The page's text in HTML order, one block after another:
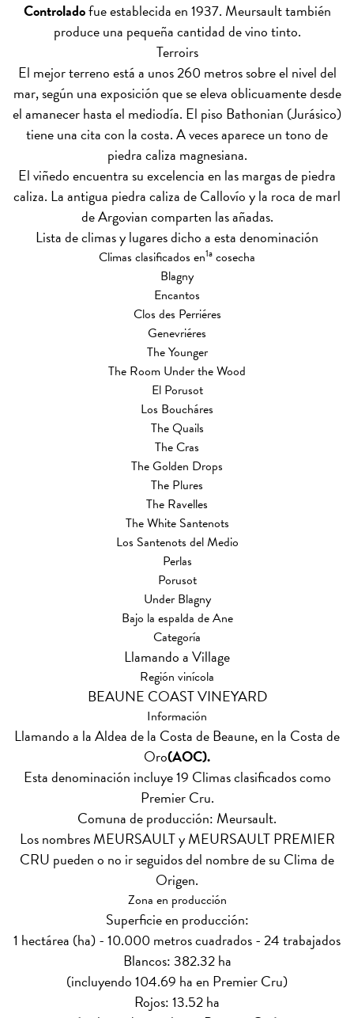
Controladofue establecida en 1937. Meursault también
produce una pequeña cantidad de vino tinto.
Terroirs
El mejor terreno está a unos 260 metros sobre el nivel del
mar, según una exposición que se eleva oblicuamente desde
el amanecer hasta el mediodía. El piso Bathonian (Jurásico)
tiene una cita con la costa. A veces aparece un tono de
piedra caliza magnesiana.
El viñedo encuentra su excelencia en las margas de piedra
caliza. La antigua piedra caliza de Callovío y la roca de marl
de Argovian comparten las añadas.
Lista de climas y lugares dicho a esta denominación
Climas clasificados en1a cosecha
Blagny
Encantos
Clos des Perriéres
Genevriéres
The Younger
The Room Under the Wood
El Porusot
Los Boucháres
The Quails
The Cras
The Golden Drops
The Plures
The Ravelles
The White Santenots
Los Santenots del Medio
Perlas
Porusot
Under Blagny
Bajo la espalda de Ane
Categoría
Llamando a Village
Región vinícola
BEAUNE COAST VINEYARD
Información
Llamando a la Aldea de la Costa de Beaune, en la Costa de
Oro(AOC).
Esta denominación incluye 19 Climas clasificados como
Premier Cru.
Comuna de producción: Meursault.
Los nombres MEURSAULT y MEURSAULT PREMIER
CRU pueden o no ir seguidos del nombre de su Clima de
Origen.
Zona en producción
Superficie en producción:
1 hectárea (ha) - 10.000 metros cuadrados - 24 trabajados
Blancos: 382.32 ha
(incluyendo 104.69 ha en Premier Cru)
Rojos: 13.52 ha